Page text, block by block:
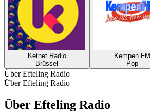
Ketnet Radio
Brüssel
Kempen FM
Pop
Über Efteling Radio
Über Efteling Radio
Über Efteling Radio